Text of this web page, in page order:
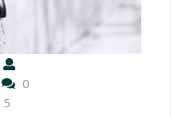
0